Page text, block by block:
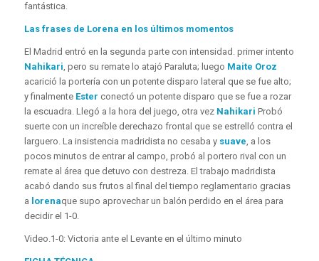
fantástica.
Las frases de Lorena en los últimos momentos
El Madrid entró en la segunda parte con intensidad. primer intento
Nahikari, pero su remate lo atajó Paraluta; luego Maite Oroz
acarició la portería con un potente disparo lateral que se fue alto;
y finalmente Ester conectó un potente disparo que se fue a rozar
la escuadra. Llegó a la hora del juego, otra vez Nahikari Probó
suerte con un increíble derechazo frontal que se estrelló contra el
larguero. La insistencia madridista no cesaba y suave, a los
pocos minutos de entrar al campo, probó al portero rival con un
remate al área que detuvo con destreza. El trabajo madridista
acabó dando sus frutos al final del tiempo reglamentario gracias
a lorenaque supo aprovechar un balón perdido en el área para
decidir el 1-0.
Video.1-0: Victoria ante el Levante en el último minuto